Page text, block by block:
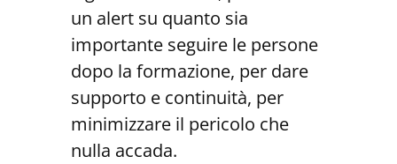
un alert su quanto sia
importante seguire le persone
dopo la formazione, per dare
supporto e continuità, per
minimizzare il pericolo che
nulla accada.